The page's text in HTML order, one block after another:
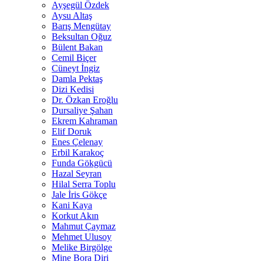
Ayşegül Özdek
Aysu Altaş
Barış Mengütay
Beksultan Oğuz
Bülent Bakan
Cemil Biçer
Cüneyt İngiz
Damla Pektaş
Dizi Kedisi
Dr. Özkan Eroğlu
Dursaliye Şahan
Ekrem Kahraman
Elif Doruk
Enes Çelenay
Erbil Karakoç
Funda Gökgücü
Hazal Seyran
Hilal Serra Toplu
Jale İris Gökçe
Kani Kaya
Korkut Akın
Mahmut Çaymaz
Mehmet Ulusoy
Melike Birgölge
Mine Bora Diri